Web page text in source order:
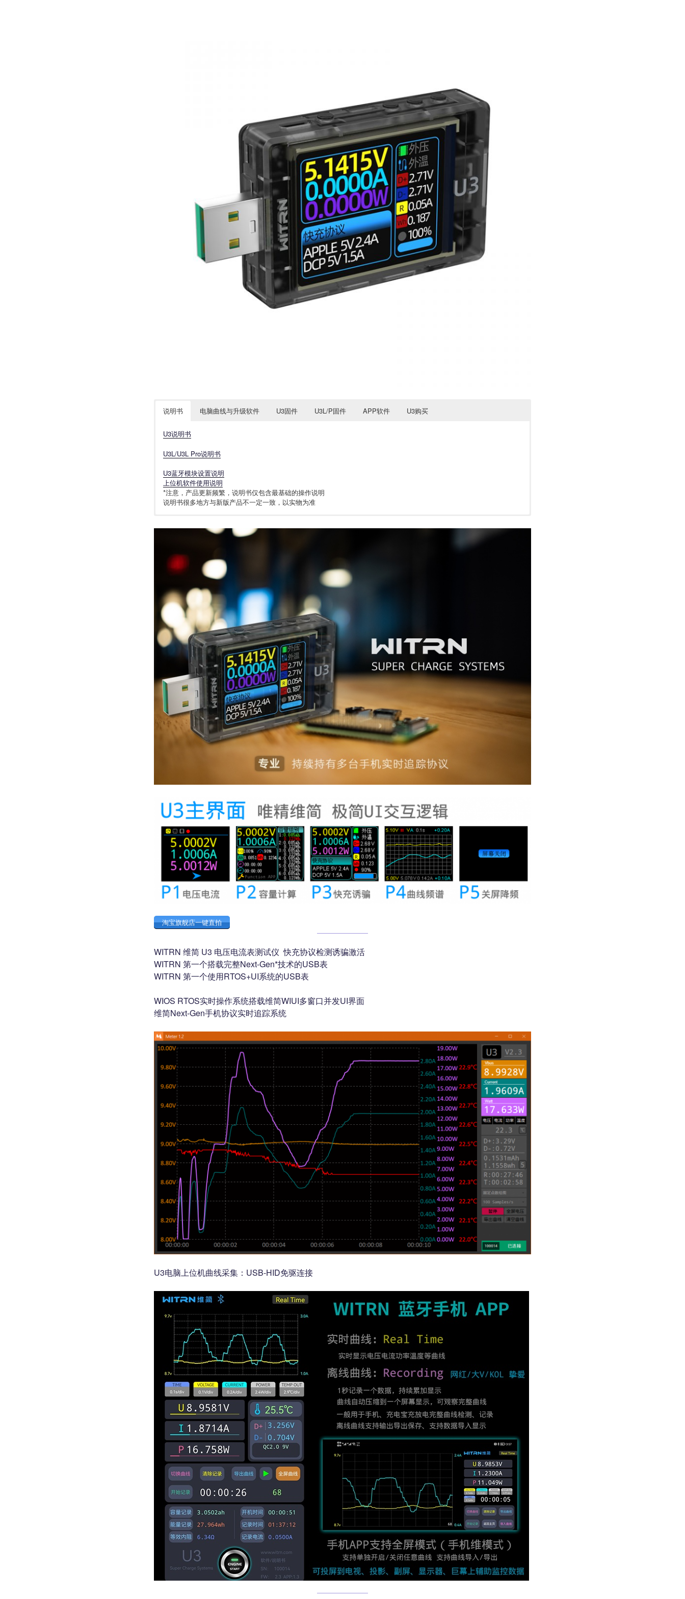
说明书 电脑曲线与升级软件 U3固件 U3L/P固件 APP软件 U3购买
U3说明书
U3L/U3L Pro说明书
U3蓝牙模块设置说明
上位机软件使用说明
*注意，产品更新频繁，说明书仅包含最基础的操作说明
说明书很多地方与新版产品不一定一致，以实物为准
WITRN_U3/U3L/P_PC固件升级软件（升级固件用）
WITRN_U3/U3L/U3LP_上位机曲线软件（连电脑看曲线用）
运行软件提示没.net的，会自动联网下载X86运行库（32/64位系统通用）
下载后安装即可，无反应的重启下电脑
U3，U3L全系列停产在售，往后只维护严重bug（2026.3.10）
固件升级内容参照页面最下方详细说明：“
U3L与U3L（Pro）固件通用，U3LP公测版可以任意升级新固件
固件升级内容参照页面最下方详细说明：“
WITRN维简蓝牙APP使用说明
淘宝旗舰店一键直拍
WITRN 维简 U3 电压电流表测试仪 快充协议检测诱骗激活
WITRN 第一个搭载完整Next-Gen*技术的USB表
WITRN 第一个使用RTOS+UI系统的USB表
WIOS RTOS实时操作系统搭载维简WIUI多窗口并发UI界面
维简Next-Gen手机协议实时追踪系统
U3电脑上位机曲线采集：USB-HID免驱连接